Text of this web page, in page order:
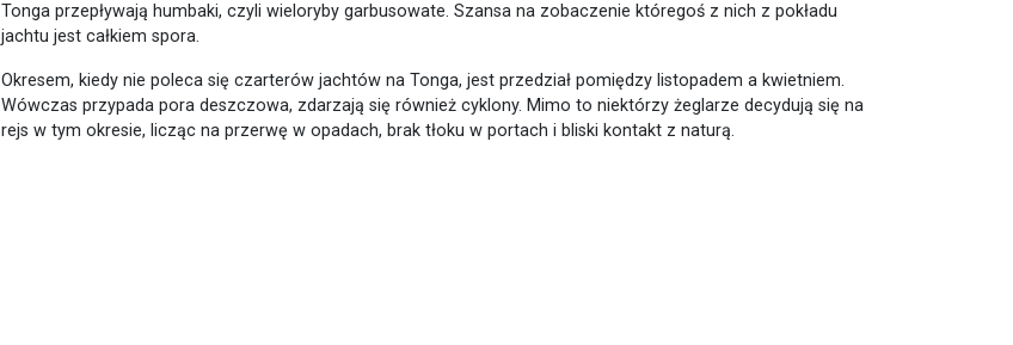
Tonga przepływają humbaki, czyli wieloryby garbusowate. Szansa na zobaczenie któregoś z nich z pokładu
jachtu jest całkiem spora.
Okresem, kiedy nie poleca się czarterów jachtów na Tonga, jest przedział pomiędzy listopadem a kwietniem.
Wówczas przypada pora deszczowa, zdarzają się również cyklony. Mimo to niektórzy żeglarze decydują się na
rejs w tym okresie, licząc na przerwę w opadach, brak tłoku w portach i bliski kontakt z naturą.